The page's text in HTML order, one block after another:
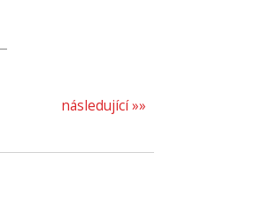
následující »»